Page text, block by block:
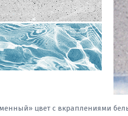
цвет с вкраплениями